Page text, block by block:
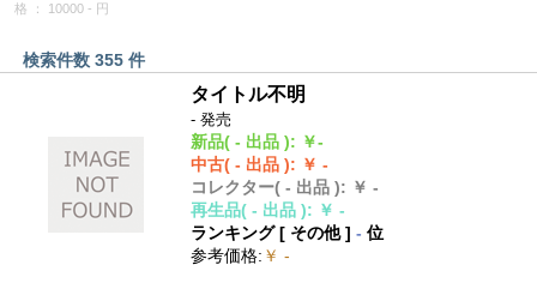
格
： 10000 - 円
検索件数 355 件
タイトル不明
- 発売
新品( - 出品 ): ￥-
中古( - 出品 ): ￥ -
コレクター( - 出品 ): ￥ -
再生品( - 出品 ): ￥ -
ランキング [ その他]- 位
参考価格: ￥ -